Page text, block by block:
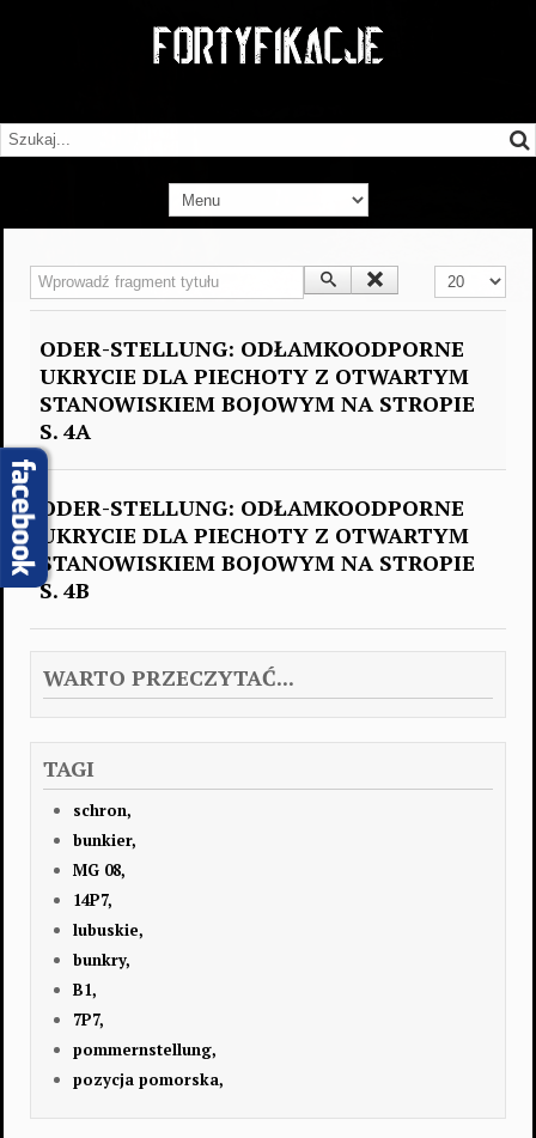
Wprowadź fragment tytułu Pokaż #
ODER-STELLUNG: ODŁAMKOODPORNE
UKRYCIE DLA PIECHOTY Z OTWARTYM
STANOWISKIEM BOJOWYM NA STROPIE
S. 4A
ODER-STELLUNG: ODŁAMKOODPORNE
UKRYCIE DLA PIECHOTY Z OTWARTYM
STANOWISKIEM BOJOWYM NA STROPIE
S. 4B
WARTO PRZECZYTAĆ...
TAGI
schron,
bunkier,
MG 08,
14P7,
lubuskie,
bunkry,
B1,
7P7,
pommernstellung,
pozycja pomorska,